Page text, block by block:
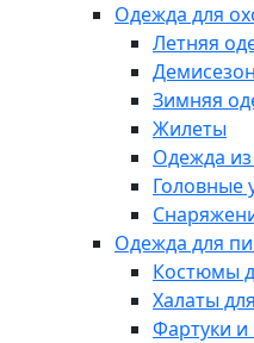
Одежда для
Летняя
Зимняя
Жилеты
Одежда
Головные
Одежда для
Костюмы
Халаты
Фартуки и